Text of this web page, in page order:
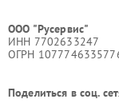
ООО "Русервис"
ИНН 7702633247
ОГРН
Поделиться в соц.